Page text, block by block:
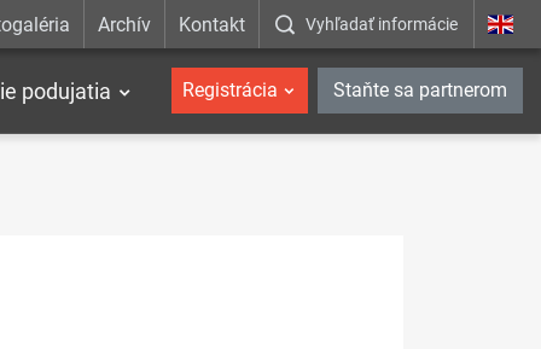
Archív Kontakt Vyhľadať informácie
podujatia Registrácia Staňte sa partnerom